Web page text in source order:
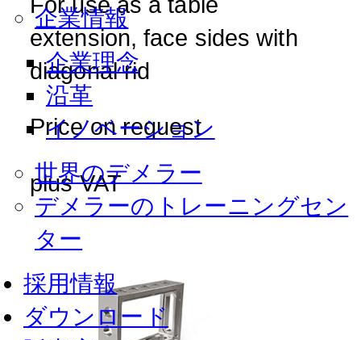
企業情報
企業理念
沿革
イノベーション
世界のデメラー
デメラーのトレーニングセン
ター
採用情報
ダウンロード
extension, face sides with
diagonal rid
Price on request
plus VAT